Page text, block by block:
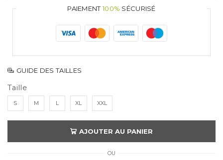
PAIEMENT100% SÉCURISÉ
GUIDE DES TAILLES
Taille
S M L XL XXL
AJOUTER AU PANIER
OU